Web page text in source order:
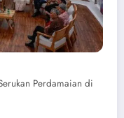
Perdamaian di